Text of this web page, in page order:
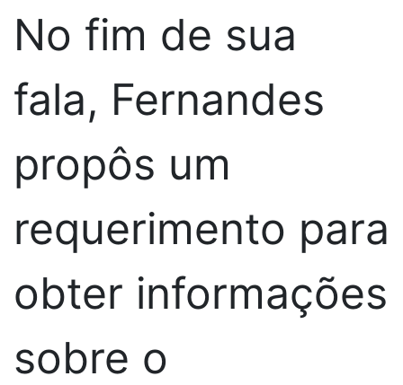
No fim de sua
fala, Fernandes
propôs um
requerimento para
obter informações
sobre o